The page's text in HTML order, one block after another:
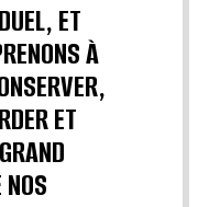
ET
À
ET